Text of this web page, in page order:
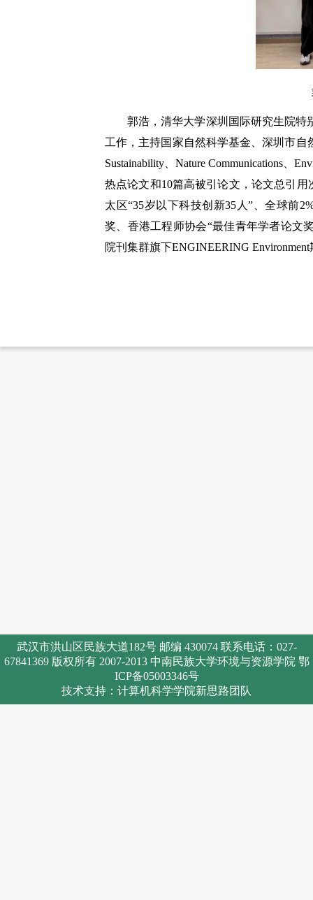
郭浩，清华大学深圳国际研究生院
工作，主持国家自然科学基金、深圳市
Sustainability 、Nature Communications 、
热点论文和10篇高被引论文，论文总引用
太区“35岁以下科技创新35 人”、全球前
奖、香港工程师协会“最佳青年学者论文
院刊集群旗下ENGINEERING Environment
武汉市洪山区民族大道182号 邮编 430074 联系电话：027-
67841369 版权所有 2007-2013 中南民族大学环境与资源学院 鄂
ICP备05003346号
技术支持：计算机科学学院新思路团队